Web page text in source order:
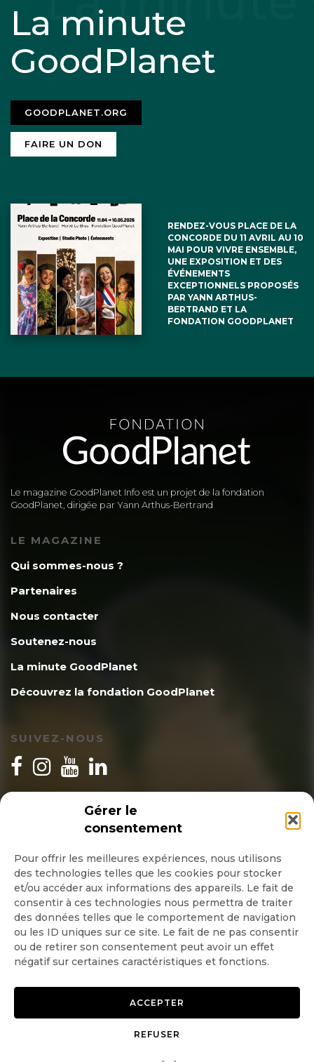
Gérer le
consentement
Pour offrir les meilleures expériences, nous utilisons
des technologies telles que les cookies pour stocker
et/ou accéder aux informations des appareils. Le fait de
consentir à ces technologies nous permettra de traiter
des données telles que le comportement de navigation
ou les ID uniques sur ce site. Le fait de ne pas consentir
ou de retirer son consentement peut avoir un effet
négatif sur certaines caractéristiques et fonctions.
ACCEPTER
REFUSER
La minute
GoodPlanet
GOODPLANET.ORG
FAIRE UN DON
RENDEZ-VOUS PLACE DE LA
CONCORDE DU 11 AVRIL AU 10
MAI POUR VIVRE ENSEMBLE,
UNE EXPOSITION ET DES
ÉVÉNEMENTS
EXCEPTIONNELS PROPOSÉS
PAR YANN ARTHUS-
BERTRAND ET LA
FONDATION GOODPLANET
Le magazine GoodPlanet Info est un projet de la fondation
GoodPlanet, dirigée par Yann Arthus-Bertrand
LE MAGAZINE
Qui sommes-nous ?
Partenaires
Nous contacter
Soutenez-nous
La minute GoodPlanet
Découvrez la fondation GoodPlanet
SUIVEZ-NOUS
INSCRIPTION NEWSLETTER
Quotidienne
Hebdo
OK